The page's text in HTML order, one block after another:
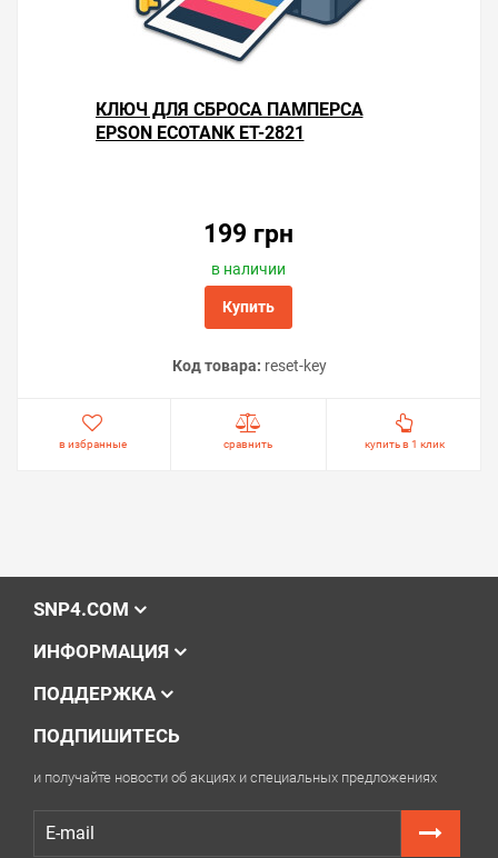
КЛЮЧ ДЛЯ СБРОСА ПАМПЕРСА
EPSON ECOTANK ET-2821
199 грн
в наличии
Купить
Код товара: reset-key
в избранные сравнить купить в 1 клик
SNP4.COM
ИНФОРМАЦИЯ
ПОДДЕРЖКА
ПОДПИШИТЕСЬ
и получайте новости об акциях и специальных предложениях